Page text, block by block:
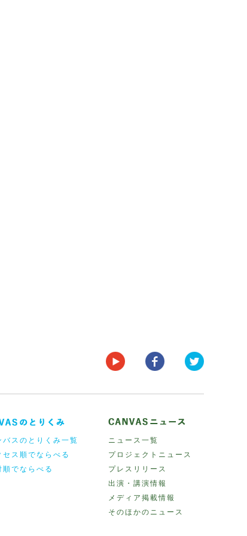
バスのとりくみ一覧
セス順でならべる
順でならべる
ニュース一覧
プロジェクトニュース
プレスリリース
出演・講演情報
メディア掲載情報
そのほかのニュース